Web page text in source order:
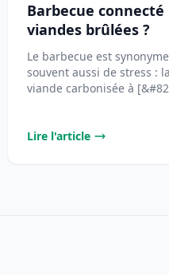
Barbecue connecté
viandes brûlées ?
Le barbecue est
souvent aussi de stress :
viande carbonisée à
Lire l'article